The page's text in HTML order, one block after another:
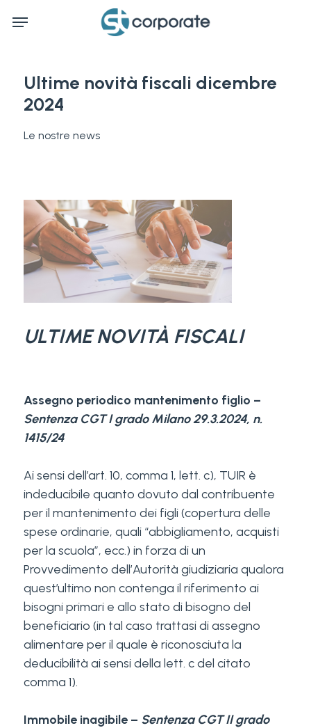
Menu
Ultime novità fiscali dicembre
2024
Le nostre news
ULTIME NOVITÀ FISCALI
Assegno periodico mantenimento figlio –
Sentenza CGT I grado Milano 29.3.2024, n.
1415/24
Ai sensi dell’art. 10, comma 1, lett. c), TUIR è
indeducibile quanto dovuto dal contribuente
per il mantenimento dei figli (copertura delle
spese ordinarie, quali “abbigliamento, acquisti
per la scuola”, ecc.) in forza di un
Provvedimento dell’Autorità giudiziaria qualora
quest’ultimo non contenga il riferimento ai
bisogni primari e allo stato di bisogno del
beneficiario (in tal caso trattasi di assegno
alimentare per il quale è riconosciuta la
deducibilità ai sensi della lett. c del citato
comma 1).
Immobile inagibile – Sentenza CGT II grado